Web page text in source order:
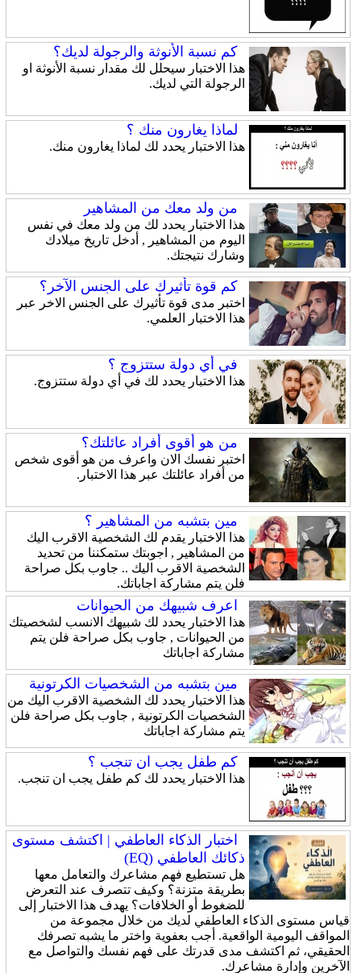
كم نسبة الأنوثة والرجولة لديك؟
هذا الاختبار سيحلل لك مقدار نسبة الأنوثة او
الرجولة التي لديك.
لماذا يغارون منك ؟
هذا الاختبار يحدد لك لماذا يغارون منك.
من ولد معك من المشاهير
هذا الاختبار يحدد لك من ولد معك في نفس
اليوم من المشاهير , أدخل تاريخ ميلادك
وشارك نتيجتك.
كم قوة تأثيرك على الجنس الآخر؟
اختبر مدى قوة تأثيرك على الجنس الاخر عبر
هذا الاختبار العلمي.
في أي دولة ستتزوج ؟
هذا الاختبار يحدد لك في أي دولة ستتزوج.
من هو أقوى أفراد عائلتك؟
اختبر نفسك الان واعرف من هو أقوى شخص
من أفراد عائلتك عبر هذا الاختبار.
مين بتشبه من المشاهير ؟
هذا الاختبار يقدم لك الشخصية الاقرب اليك
من المشاهير , اجوبتك ستمكننا من تحديد
الشخصية الاقرب اليك .. جاوب بكل صراحة
فلن يتم مشاركة اجاباتك.
اعرف شبيهك من الحيوانات
هذا الاختبار يحدد لك شبيهك الانسب لشخصيتك
من الحيوانات , جاوب بكل صراحة فلن يتم
مشاركة اجاباتك
مين بتشبه من الشخصيات الكرتونية
هذا الاختبار يحدد لك الشخصية الاقرب اليك من
الشخصيات الكرتونية , جاوب بكل صراحة فلن
يتم مشاركة اجاباتك
كم طفل يجب ان تنجب ؟
هذا الاختبار يحدد لك كم طفل يجب ان تنجب.
اختبار الذكاء العاطفي | اكتشف مستوى
ذكائك العاطفي (EQ)
هل تستطيع فهم مشاعرك والتعامل معها
بطريقة متزنة؟ وكيف تتصرف عند التعرض
للضغوط أو الخلافات؟ يهدف هذا الاختبار إلى
قياس مستوى الذكاء العاطفي لديك من خلال مجموعة من
المواقف اليومية الواقعية. أجب بعفوية واختر ما يشبه تصرفك
الحقيقي، ثم اكتشف مدى قدرتك على فهم نفسك والتواصل مع
الآخرين وإدارة مشاعرك.